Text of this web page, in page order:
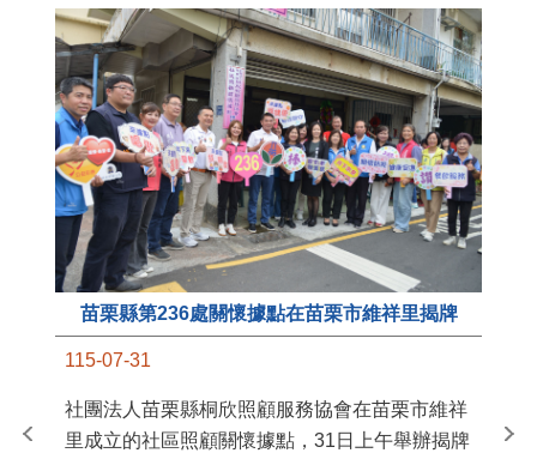
苗栗縣第236處關懷據點在苗栗市維祥里揭牌
115-07-31
社團法人苗栗縣桐欣照顧服務協會在苗栗市維祥
里成立的社區照顧關懷據點，31日上午舉辦揭牌
苗